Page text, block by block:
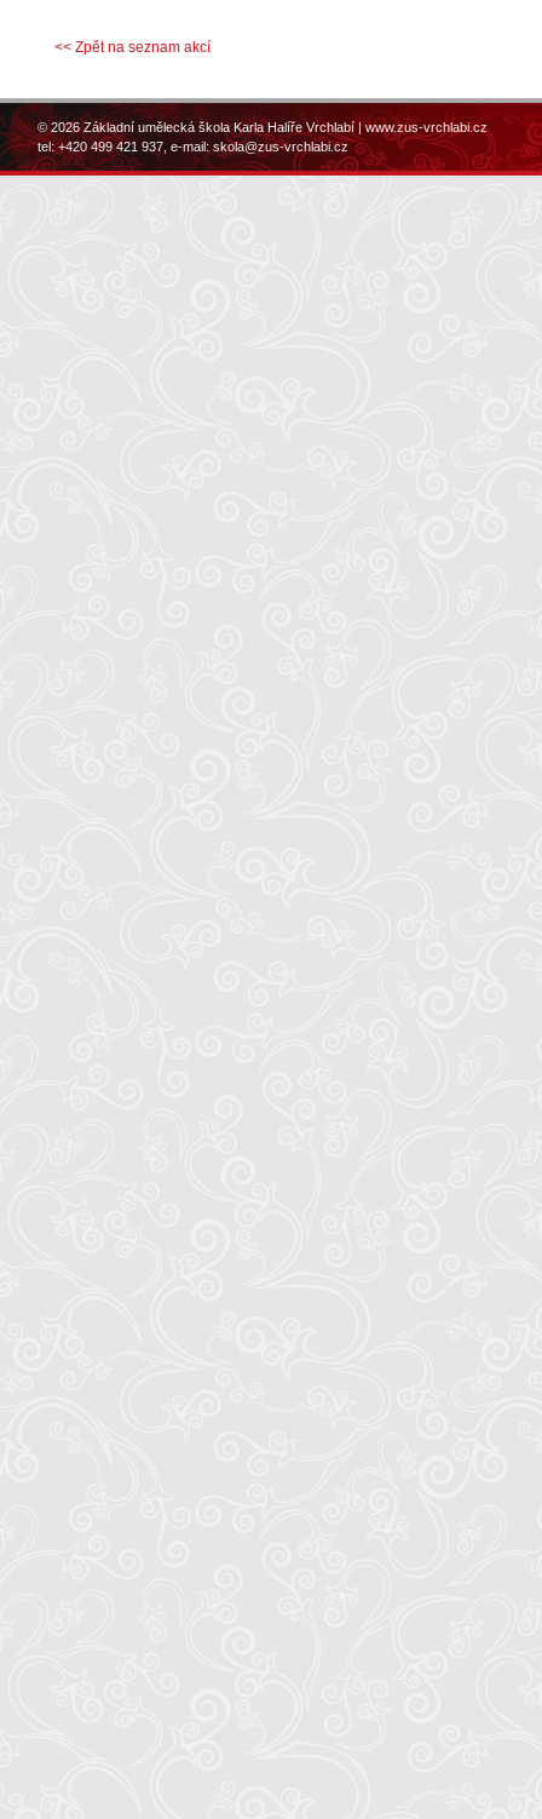
<< Zpět na seznam akcí
© 2026 Základní umělecká škola Karla Halíře Vrchlabí |www.zus-vrchlabi.cz
tel: +420 499 421 937, e-mail:skola@zus-vrchlabi.cz